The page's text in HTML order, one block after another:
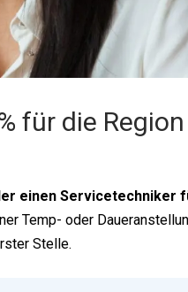
für die Region
einen Servicetechniker
Temp- oder
Stelle.